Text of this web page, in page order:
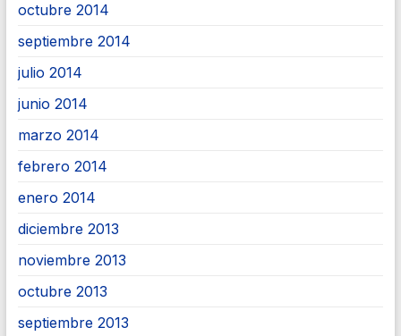
octubre 2014
septiembre 2014
julio 2014
junio 2014
marzo 2014
febrero 2014
enero 2014
diciembre 2013
noviembre 2013
octubre 2013
septiembre 2013